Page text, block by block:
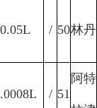
0.05L / 50林丹
/ 51
阿特